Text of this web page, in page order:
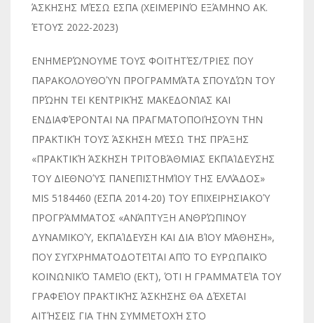
ΆΣΚΗΣΗΣ ΜΈΣΩ ΕΣΠΑ (ΧΕΙΜΕΡΙΝΌ ΕΞΆΜΗΝΟ ΑΚ.
ΈΤΟΥΣ 2022-2023)
ΕΝΗΜΕΡΏΝΟΥΜΕ ΤΟΥΣ ΦΟΙΤΗΤΈΣ/ΤΡΙΕΣ ΠΟΥ
ΠΑΡΑΚΟΛΟΥΘΟΎΝ ΠΡΟΓΡΑΜΜΆΤΑ ΣΠΟΥΔΏΝ ΤΟΥ
ΠΡΏΗΝ ΤΕΙ ΚΕΝΤΡΙΚΉΣ ΜΑΚΕΔΟΝΊΑΣ ΚΑΙ
ΕΝΔΙΑΦΈΡΟΝΤΑΙ ΝΑ ΠΡΑΓΜΑΤΟΠΟΙΉΣΟΥΝ ΤΗΝ
ΠΡΑΚΤΙΚΉ ΤΟΥΣ ΆΣΚΗΣΗ ΜΈΣΩ ΤΗΣ ΠΡΆΞΗΣ
«ΠΡΑΚΤΙΚΉ ΆΣΚΗΣΗ ΤΡΙΤΟΒΆΘΜΙΑΣ ΕΚΠΑΊΔΕΥΣΗΣ
ΤΟΥ ΔΙΕΘΝΟΎΣ ΠΑΝΕΠΙΣΤΗΜΊΟΥ ΤΗΣ ΕΛΛΆΔΟΣ»
MIS 5184460 (ΕΣΠΑ 2014-20) ΤΟΥ ΕΠΙΧΕΙΡΗΣΙΑΚΟΎ
ΠΡΟΓΡΆΜΜΑΤΟΣ «ΑΝΆΠΤΥΞΗ ΑΝΘΡΏΠΙΝΟΥ
ΔΥΝΑΜΙΚΟΎ, ΕΚΠΑΊΔΕΥΣΗ ΚΑΙ ΔΙΑ ΒΊΟΥ ΜΆΘΗΣΗ»,
ΠΟΥ ΣΥΓΧΡΗΜΑΤΟΔΟΤΕΊΤΑΙ ΑΠΌ ΤΟ ΕΥΡΩΠΑΪΚΌ
ΚΟΙΝΩΝΙΚΌ ΤΑΜΕΊΟ (ΕΚΤ), ΌΤΙ Η ΓΡΑΜΜΑΤΕΊΑ ΤΟΥ
ΓΡΑΦΕΊΟΥ ΠΡΑΚΤΙΚΉΣ ΆΣΚΗΣΗΣ ΘΑ ΔΈΧΕΤΑΙ
ΑΙΤΉΣΕΙΣ ΓΙΑ ΤΗΝ ΣΥΜΜΕΤΟΧΉ ΣΤΟ